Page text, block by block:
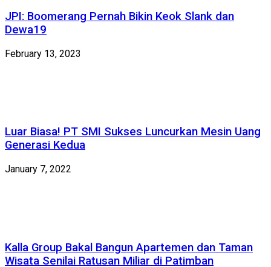
JPI: Boomerang Pernah Bikin Keok Slank dan
Dewa19
February 13, 2023
Luar Biasa! PT SMI Sukses Luncurkan Mesin Uang
Generasi Kedua
January 7, 2022
Kalla Group Bakal Bangun Apartemen dan Taman
Wisata Senilai Ratusan Miliar di Patimban